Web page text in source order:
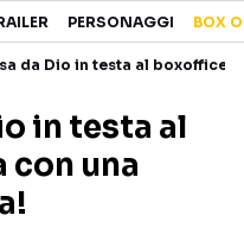
STREAMING
PERSONAGGI BOX
da Dio in testa al boxoffice
in testa al
con una